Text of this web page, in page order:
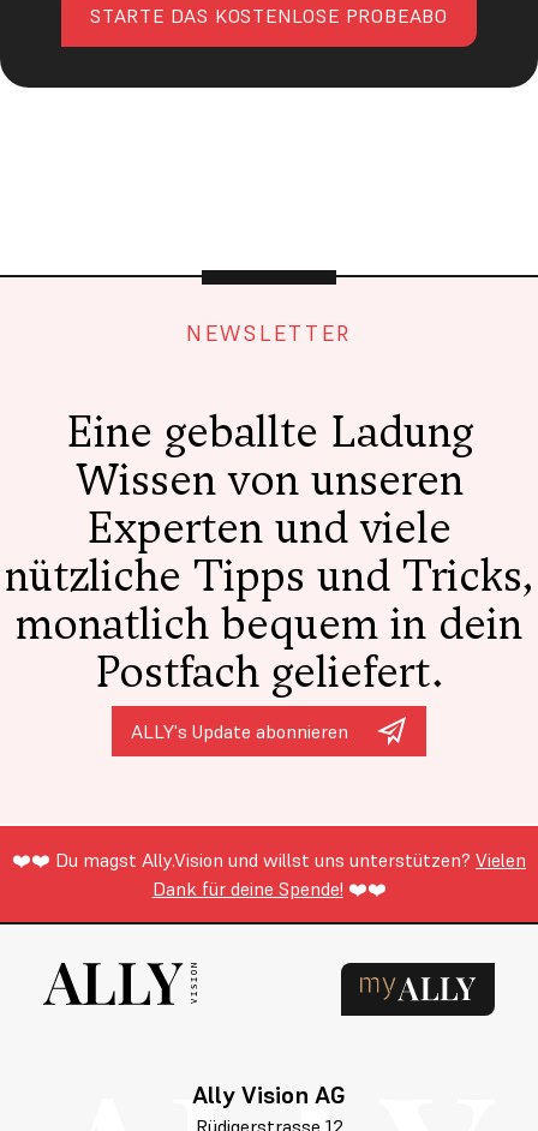
STARTE DAS KOSTENLOSE PROBEABO
NEWSLETTER
Eine geballte Ladung
Wissen von unseren
Experten und viele
nützliche Tipps und Tricks,
monatlich bequem in dein
Postfach geliefert.
ALLY's Update abonnieren
❤️❤️ Du magst Ally.Vision und willst uns unterstützen? Vielen
Dank für deine Spende! ❤️❤️
Ally Vision AG